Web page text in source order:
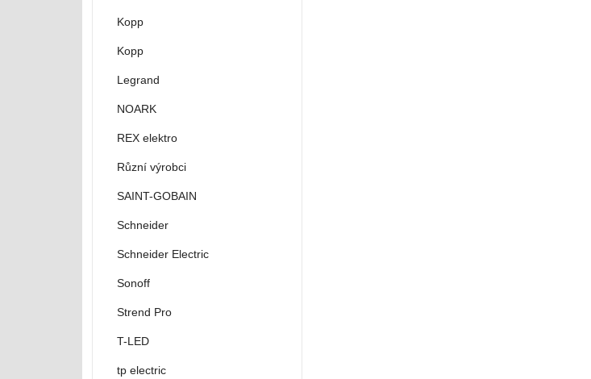
Kopp
Kopp
Legrand
NOARK
REX elektro
Různí výrobci
SAINT-GOBAIN
Schneider
Schneider Electric
Sonoff
Strend Pro
T-LED
tp electric